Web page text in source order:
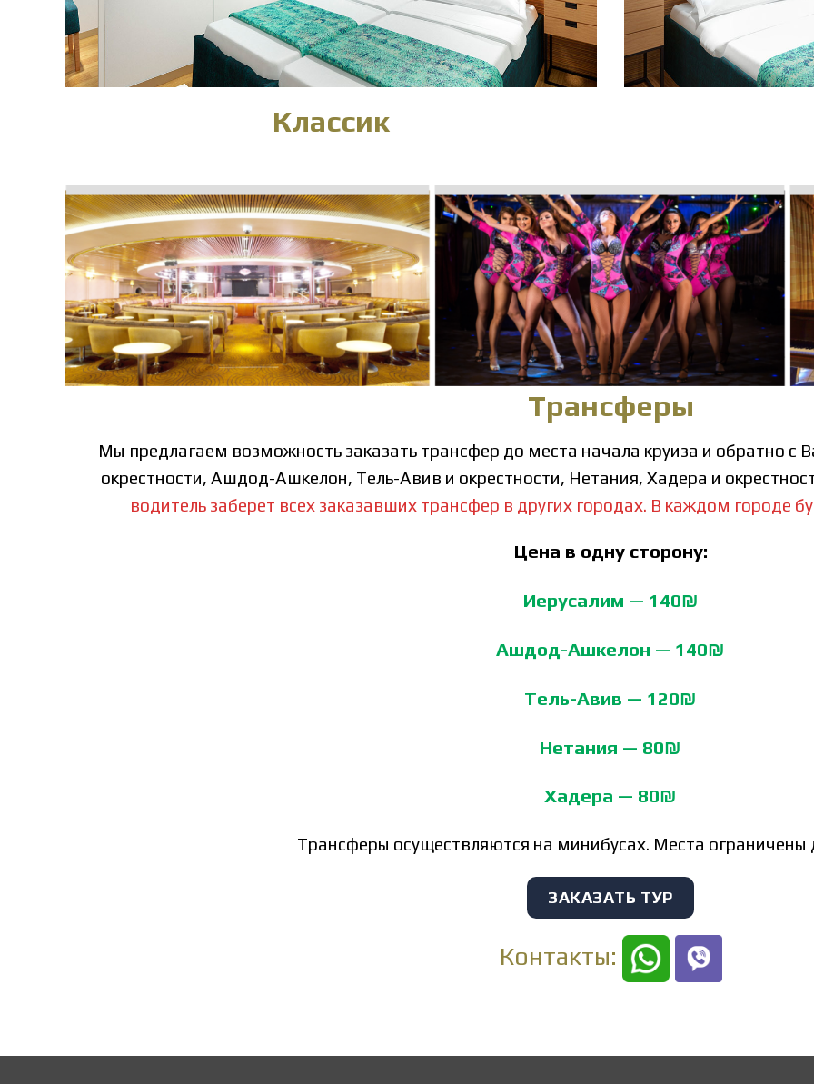
Классик
Трансферы
Мы предлагаем возможность заказать трансфер до места начала круиза и обратно с
окрестности, Ашдод-Ашкелон, Тель-Авив и окрестности, Нетания, Хадера и
водитель заберет всех заказавших трансфер в других городах. В каждом городе
Цена в одну сторону:
Иерусалим — 140₪
Ашдод-Ашкелон — 140₪
Тель-Авив — 120₪
Нетания — 80₪
Хадера — 80₪
Трансферы осуществляются на минибусах. Места ограничены
ЗАКАЗАТЬ ТУР
Контакты: